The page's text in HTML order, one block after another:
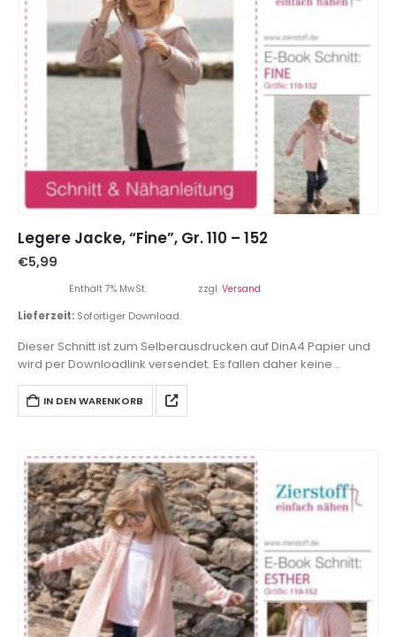
Legere Jacke, “Fine”, Gr. 110 – 152
€5,99
Enthält 7% MwSt. zzgl. Versand
Lieferzeit: Sofortiger Download.
Dieser Schnitt ist zum Selberausdrucken auf DinA4 Papier und
wird per Downloadlink versendet. Es fallen daher keine
Versandkosten an.
IN DEN WARENKORB